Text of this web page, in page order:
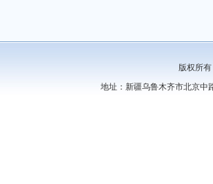
版权所
地址：新疆乌鲁木齐市北京